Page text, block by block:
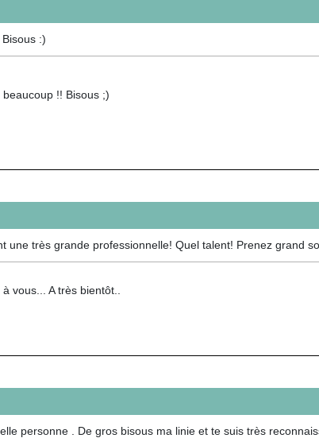
:)
beaucoup !! Bisous ;)
une très grande professionnelle! Quel talent! Prenez grand
à vous... A très bientôt..
personne . De gros bisous ma linie et te suis très